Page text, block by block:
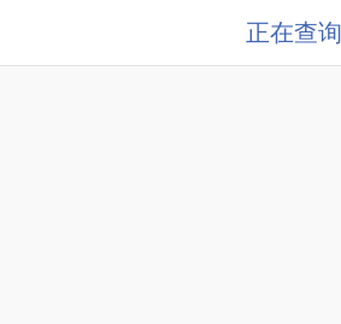
正在查